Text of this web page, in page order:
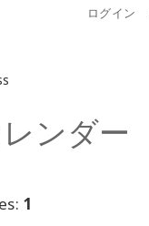
ログイン
ンダー
1